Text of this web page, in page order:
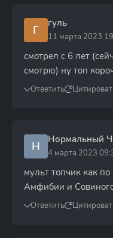
Г гуль
11 марта 2023
смотрел с 6 лет
смотрю) ну топ
Ответить
Н Нормальный
4 марта 2023
мульт топчик как
Амфибии и
Ответить